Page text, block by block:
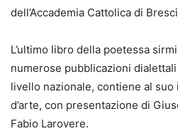
dell’Accademia Cattolica di
L’ultimo libro della poetessa
numerose pubblicazioni
livello nazionale, contiene al
d’arte, con presentazione di
Fabio Larovere.